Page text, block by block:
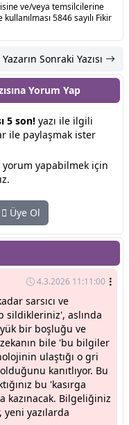
ve/veya temsilcilerine
5846 sayılı Fikir
Yazarın Sonraki Yazısı
Yorum Yap
5 son! yazı ile ilgili
ile paylaşmak ister
yorum yapabilmek için
Üye Ol
4.3.2026 11:11:00
sarsıcı ve
sildikleriniz', aslında
bir boşluğu ve
bile 'bu bilgiler
ulaştığı o gri
kanıtlıyor. Bu
bu 'kasırga
kazınacak. Bilgeliğiniz
yazılarda